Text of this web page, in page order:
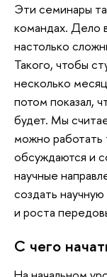
Эти семинары
командах. Дело
настолько
Такого, чтобы
несколько
потом показал,
будет. Мы
можно работать
обсуждаются и
научные
создать
и роста
С чего